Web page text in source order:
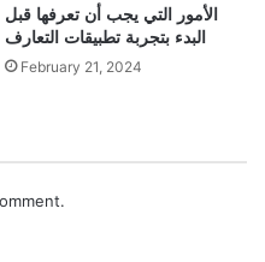
الأمور التي يجب أن تعرفها قبل
البدء بتجربة تطبيقات التعارف
February 21, 2024